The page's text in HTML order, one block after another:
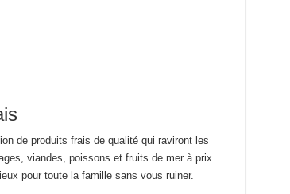
de produits frais de qualité qui raviront les
viandes, poissons et fruits de mer à prix
pour toute la famille sans vous ruiner.